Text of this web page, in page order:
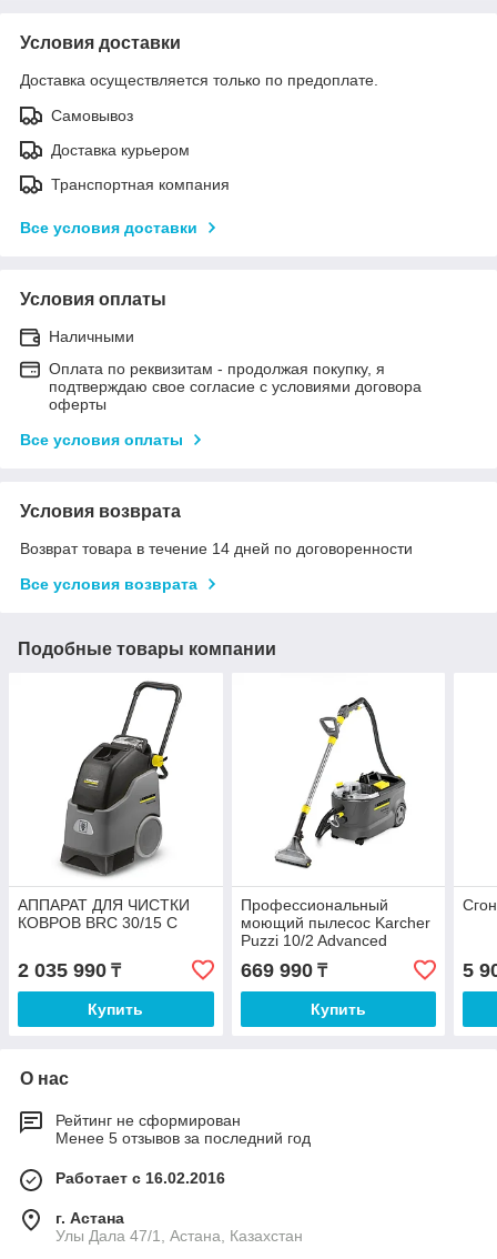
Условия доставки
Доставка осуществляется только по предоплате.
Самовывоз
Доставка курьером
Транспортная компания
Все условия доставки
Условия оплаты
Наличными
Оплата по реквизитам - продолжая покупку, я
подтверждаю свое согласие с условиями договора
оферты
Все условия оплаты
Условия возврата
Возврат товара в течение 14 дней по договоренности
Все условия возврата
Подобные товары компании
АППАРАТ ДЛЯ ЧИСТКИ
КОВРОВ BRC 30/15 C
2 035 990 ₸
Купить
Профессиональный
моющий пылесос Karcher
Puzzi 10/2 Advanced
669 990₸
Купить
5
О нас
Рейтинг не сформирован
Менее 5 отзывов за последний год
Работает с 16.02.2016
г. Астана
Улы Дала 47/1, Астана, Казахстан